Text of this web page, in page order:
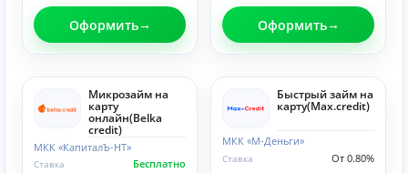
Оформить Оформить
Микрозайм на
карту
онлайн(Belka
credit)
МКК «КапиталЪ-НТ»
Бесплатно
Ставка
Быстрый займ на
карту(Max.credit)
МКК «М-Деньги»
От 0.80%
Ставка